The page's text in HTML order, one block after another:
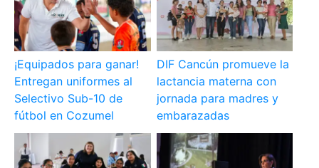
¡Equipados para ganar!
Entregan uniformes al
Selectivo Sub-10 de
fútbol en Cozumel
DIF Cancún promueve la
lactancia materna con
jornada para madres y
embarazadas